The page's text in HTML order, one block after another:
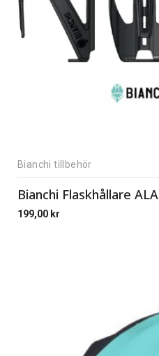
Bianchi tillbehör
Bianchi Flaskhållare ALA
199,00 kr